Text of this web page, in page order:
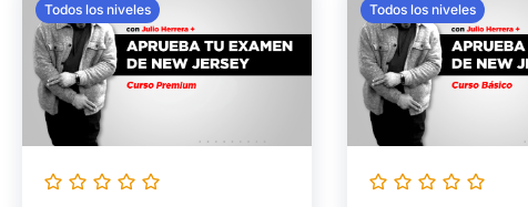
Todos los niveles Todos los niveles